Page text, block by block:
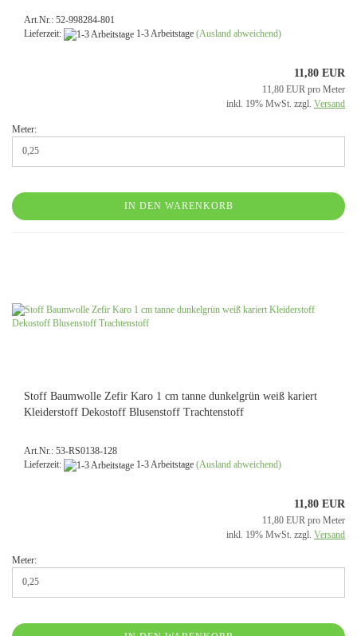
Art.Nr.: 52-998284-801
Lieferzeit:
1-3 Arbeitstage (Ausland abweichend)
11,80 EUR
11,80 EUR pro Meter
inkl. 19% MwSt. zzgl. Versand
Meter:
IN DEN WARENKORB
Stoff Baumwolle Zefir Karo 1 cm tanne dunkelgrün weiß kariert
Kleiderstoff Dekostoff Blusenstoff Trachtenstoff
Art.Nr.: 53-RS0138-128
Lieferzeit:
1-3 Arbeitstage (Ausland abweichend)
11,80 EUR
11,80 EUR pro Meter
inkl. 19% MwSt. zzgl. Versand
Meter: